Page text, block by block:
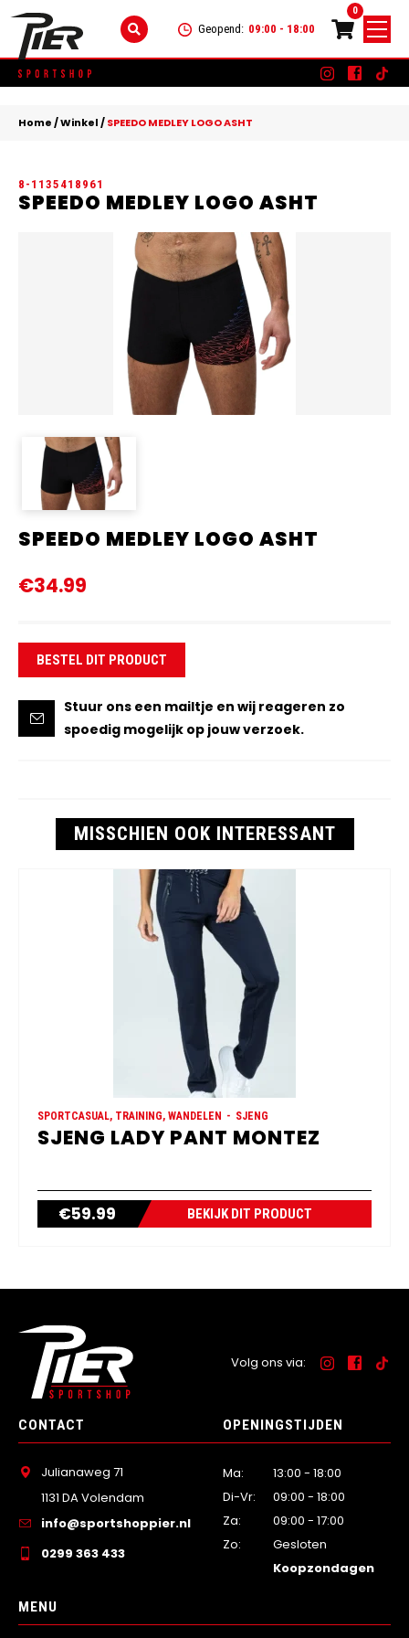
Geopend: 09:00 - 18:00
0
Skip
to
SCHOENEN
KLEDING
KINDEREN
Home/Winkel/SPEEDO MEDLEY LOGO ASHT
8-1135418961
SPEEDO MEDLEY LOGO ASHT
SPEEDO MEDLEY LOGO ASHT
€34.99
BESTEL DIT PRODUCT
Stuur ons een mailtje en wij reageren zo
spoedig mogelijk op jouw verzoek.
MISSCHIEN OOK INTERESSANT
SPORTCASUAL, TRAINING, WANDELEN SJENG
SJENG LADY PANT MONTEZ
€59.99 BEKIJK DIT PRODUCT
Volg ons via:
CONTACT
Julianaweg 71
1131 DA Volendam
info@sportshoppier.nl
0299 363 433
OPENINGSTIJDEN
Ma:
13:00 - 18:00
Di-Vr:
09:00 - 18:00
Za:
09:00 - 17:00
Zo:
Gesloten
Koopzondagen
MENU